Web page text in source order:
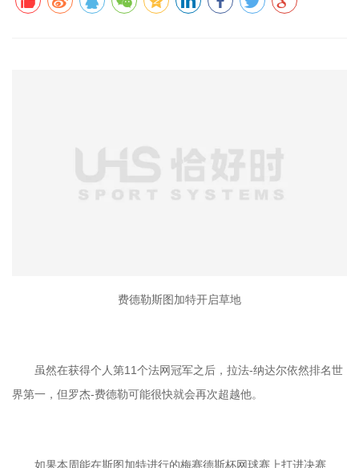
费德勒斯图加特开启草地
虽然在获得个人第11个法网冠军之后，拉法-纳达尔依然排名世
界第一，但罗杰-费德勒可能很快就会再次超越他。
如果本周能在斯图加特进行的梅赛德斯杯网球赛上打进决赛